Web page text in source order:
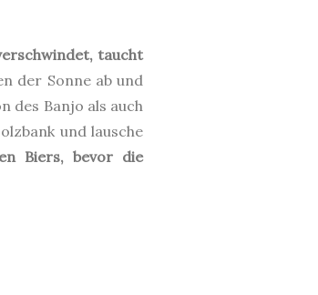
taucht
der Sonne ab und
des Banjo als auch
und lausche
Biers, bevor die